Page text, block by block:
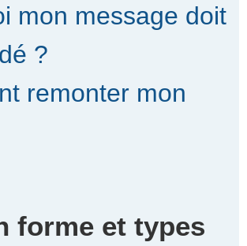
mon message doit
?
remonter mon
forme et types